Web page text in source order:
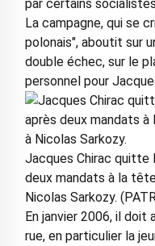
par certains
La campagne, qui se
polonais", aboutit sur
double échec, sur le
personnel pour
Jacques Chirac quitte
deux mandats à la
Nicolas Sarkozy.
En janvier 2006, il
rue, en particulier la